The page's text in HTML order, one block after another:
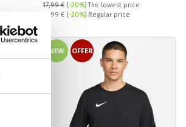
17,99 € (-20%)The lowest price
Regular price:
17,99 € (-20%) Regular price
NEW OFFER